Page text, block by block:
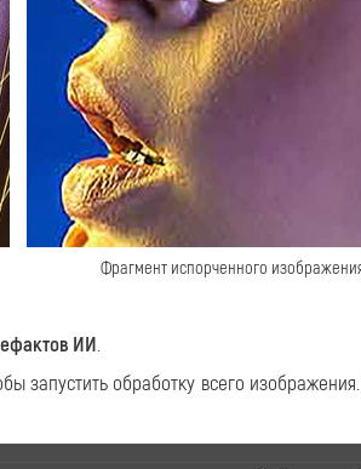
Фрагмент испорченного
ИИ.
запустить обработку всего